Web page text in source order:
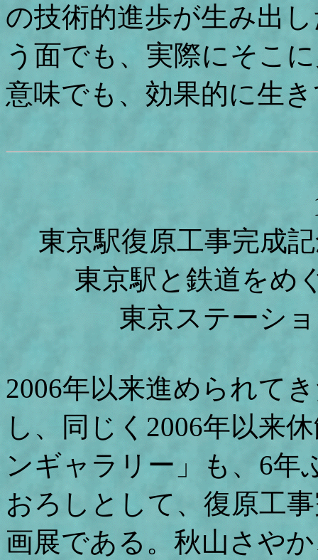
の技術的進歩が生み出
う面でも、実際にそこ
意味でも、効果的に生
東京駅復原工事完成
東京駅と鉄道をめ
東京ステーシ
2006年以来進められて
し、同じく2006年以来
ンギャラリー」も、6年
おろしとして、復原工
画展である。秋山さや